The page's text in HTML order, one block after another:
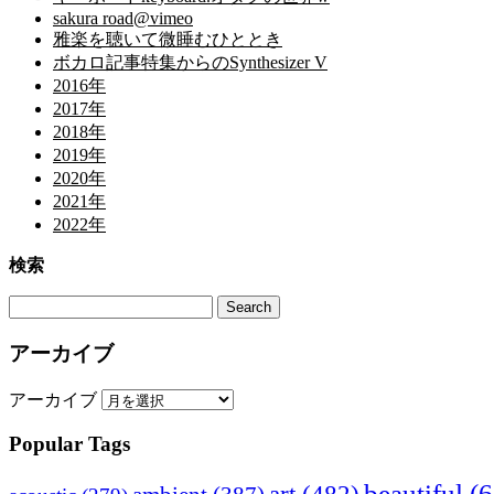
sakura road@vimeo
雅楽を聴いて微睡むひととき
ボカロ記事特集からのSynthesizer V
2016年
2017年
2018年
2019年
2020年
2021年
2022年
検索
アーカイブ
アーカイブ
Popular Tags